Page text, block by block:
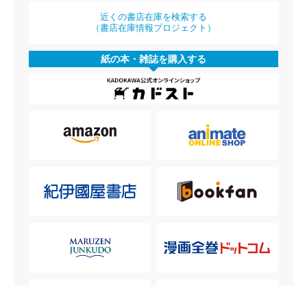
近くの書店在庫を検索する
（書店在庫情報プロジェクト）
紙の本・雑誌を購入する